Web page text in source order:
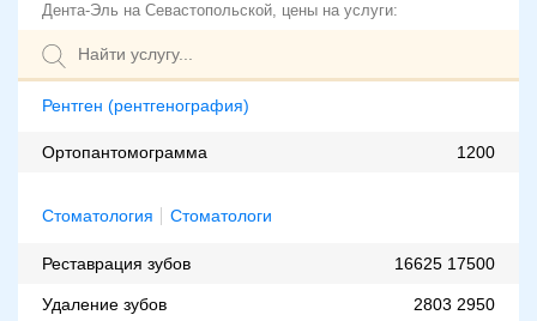
Дента-Эль на Севастопольской, цены на услуги:
Рентген (рентгенография)
Ортопантомограмма 1200
Стоматология Стоматологи
Реставрация зубов 16625 17500
Удаление зубов 2803 2950